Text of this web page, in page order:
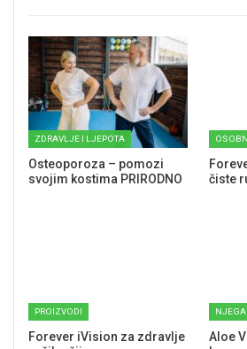
ZDRAVLJE I LJEPOTA
Osteoporoza – pomozi
svojim kostima PRIRODNO
čiste
PROIZVODI
Forever iVision za zdravlje
NJEGA
Aloe